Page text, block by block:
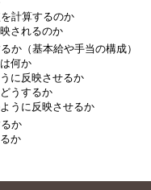
計算するのか
されるのか
（基本給や手当の構成）
何か
に反映させるか
うするか
うに反映させるか
か
か